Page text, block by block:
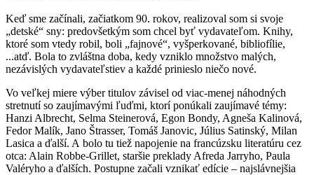
Keď sme začínali, začiatkom 90. rokov, realizoval som si svoje
„detské“ sny: predovšetkým som chcel byť vydavateľom. Knihy,
ktoré som vtedy robil, boli „fajnové“, vyšperkované, bibliofílie,
...atď. Bola to zvláštna doba, kedy vzniklo množstvo malých,
nezávislých vydavateľstiev a každé prinieslo niečo nové.
Vo veľkej miere výber titulov závisel od viac-menej náhodných
stretnutí so zaujímavými ľuďmi, ktorí ponúkali zaujímavé témy:
Hanzi Albrecht, Selma Steinerová, Egon Bondy, Agneša Kalinová,
Fedor Malík, Jano Štrasser, Tomáš Janovic, Július Satinský, Milan
Lasica a ďalší. A bolo tu tiež napojenie na francúzsku literatúru cez
otca: Alain Robbe-Grillet, staršie preklady Afreda Jarryho, Paula
Valéryho a ďalších. Postupne začali vznikať edície – najslávnejšia